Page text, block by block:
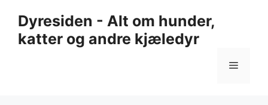
innhold
Dyresiden - Alt om hunder,
katter og andre kjæledyr
Meny